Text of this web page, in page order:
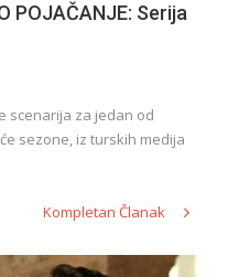
POJAČANJE: Serija
scenarija za jedan od
sezone, iz turskih medija
Kompletan Članak